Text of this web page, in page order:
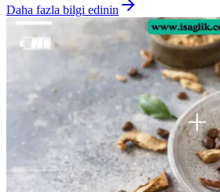
Daha fazla bilgi edinin